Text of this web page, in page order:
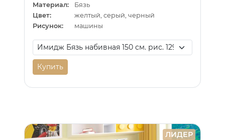
Материал:
Бязь
Цвет:
желтый, серый, черный
Рисунок:
машины
Купить
ЛИДЕР